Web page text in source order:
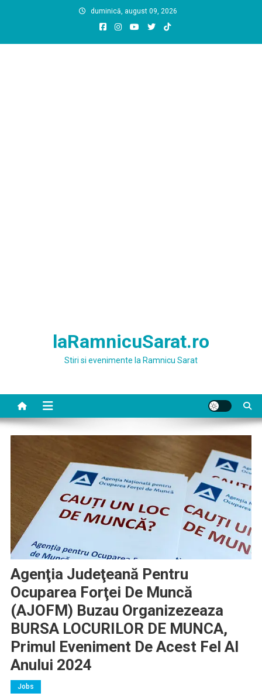
duminică, august 09, 2026
laRamnicuSarat.ro
Stiri si evenimente la Ramnicu Sarat
Agenţia Judeţeană Pentru
Ocuparea Forţei De Muncă
(AJOFM) Buzau Organizezeaza
BURSA LOCURILOR DE MUNCA,
Primul Eveniment De Acest Fel Al
Anului 2024
Jobs